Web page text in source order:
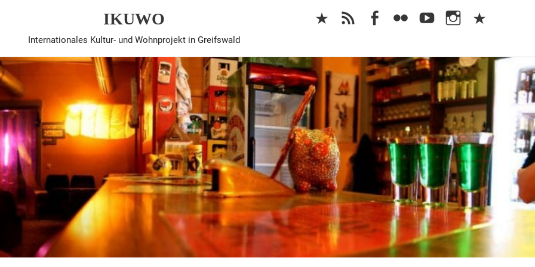
IKUWO
Internationales Kultur- und Wohnprojekt in Greifswald